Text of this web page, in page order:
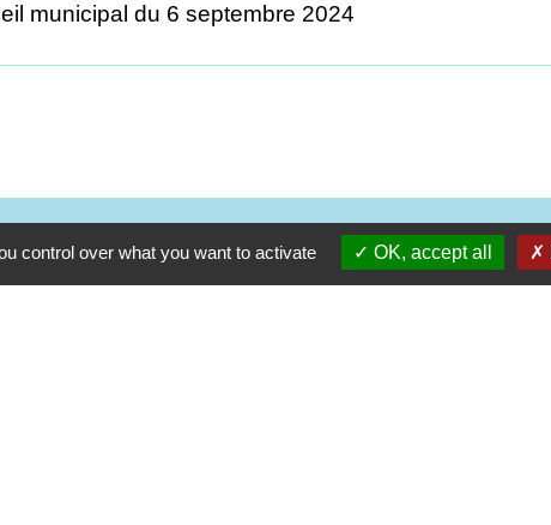
municipal du 6 septembre 2024
Contacts
Commune d'Ervauville
control over what you want to activate OK, accept all